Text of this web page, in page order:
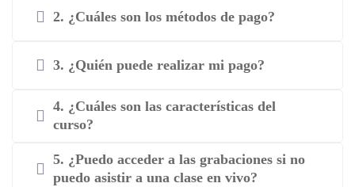
2. ¿Cuáles son los métodos de pago?
3. ¿Quién puede realizar mi pago?
4. ¿Cuáles son las características del
curso?
5. ¿Puedo acceder a las grabaciones si no
puedo asistir a una clase en vivo?